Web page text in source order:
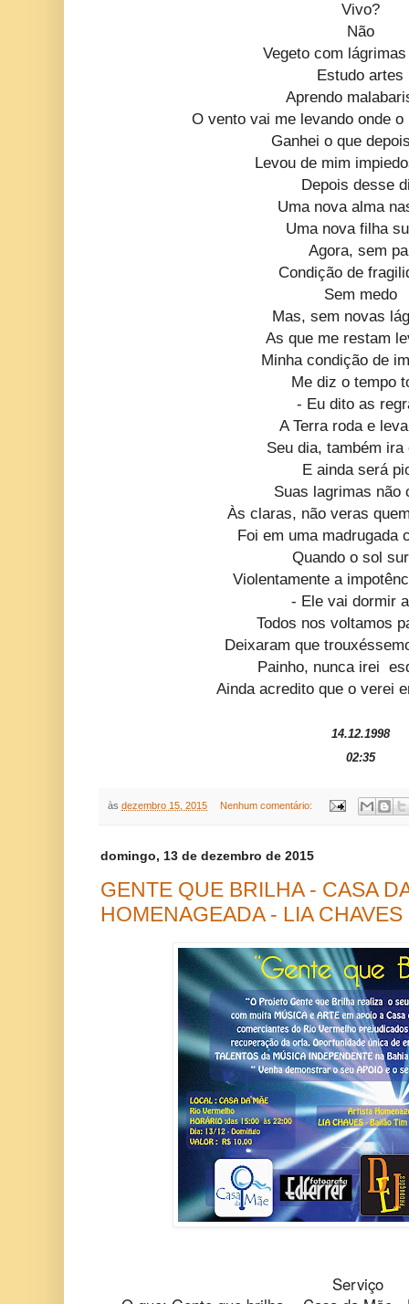
Vivo?
Não
Vegeto com
Estudo artes
Aprendo
O vento vai me levando onde
Ganhei o que
Levou de mim
Depois desse
Uma nova alma
Uma nova filha
Agora, sem
Condição de
Sem medo
Mas, sem novas
As que me restam
Minha condição de
Me diz o tempo
- Eu dito as
A Terra roda e
Seu dia, também ira
E ainda será
Suas lagrimas não
Às claras, não veras q
Foi em uma madrugada
Quando o sol
Violentamente a
- Ele vai dormir
Todos nos voltamos
Deixaram que
Painho, nunca irei
Ainda acredito que o verei
14.12.1998
02:35
às dezembro 15, 2015 Nenhum comentário:
domingo, 13 de dezembro de 2015
GENTE QUE BRILHA - CASA
HOMENAGEADA - LIA CHAVES
Serviço